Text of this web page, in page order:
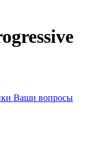
Ваши вопросы